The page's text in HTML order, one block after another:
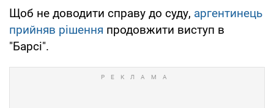
Щоб не доводити справу до суду, аргентинець
прийняв рішення продовжити виступ в
"Барсі".